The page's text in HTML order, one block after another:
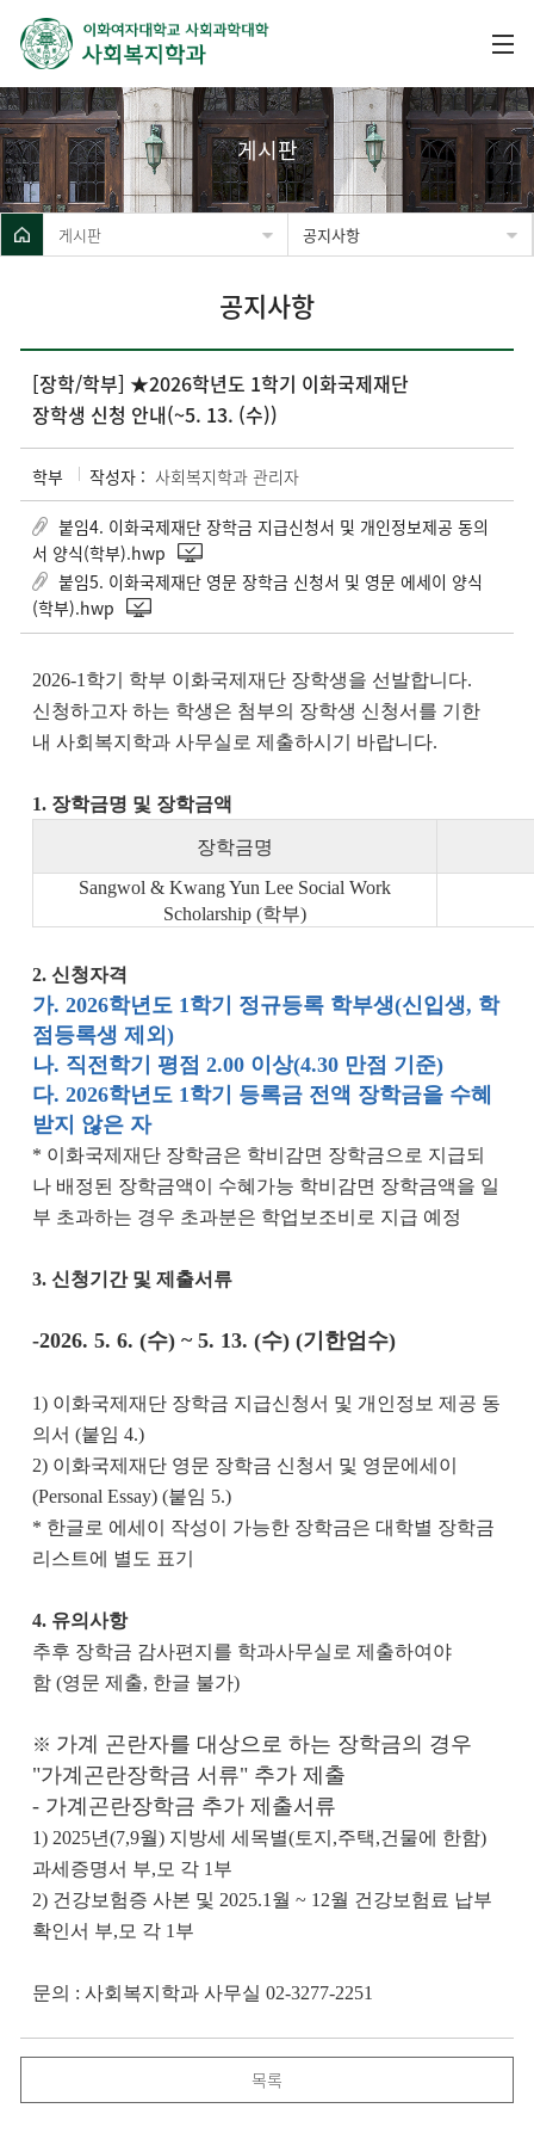
게시판
게시판 공지사항
공지사항
[장학/학부] ★2026학년도 1학기 이화국제재단
장학생 신청 안내(~5. 13. (수))
학부 작성자 : 사회복지학과 관리자
붙임4. 이화국제재단 장학금 지급신청서 및 개인정보제공 동의
서 양식(학부).hwp
붙임5. 이화국제재단 영문 장학금 신청서 및 영문 에세이 양식
(학부).hwp
2026-1학기 학부 이화국제재단 장학생을 선발합니다.
신청하고자 하는 학생은 첨부의 장학생 신청서를 기한
내 사회복지학과 사무실로 제출하시기 바랍니다.
1. 장학금명 및 장학금액
장학금명
Sangwol & Kwang Yun Lee Social Work
Scholarship (학부)
2. 신청자격
가. 2026학년도 1학기 정규등록 학부생(신입생, 학
점등록생 제외)
나. 직전학기 평점 2.00 이상(4.30 만점 기준)
다. 2026학년도 1학기 등록금 전액 장학금을 수혜
받지 않은 자
* 이화국제재단 장학금은 학비감면 장학금으로 지급되
나 배정된 장학금액이 수혜가능 학비감면 장학금액을 일
부 초과하는 경우 초과분은 학업보조비로 지급 예정
3. 신청기간 및 제출서류
-2026. 5. 6. (수) ~ 5. 13. (수) (기한엄수)
1) 이화국제재단 장학금 지급신청서 및 개인정보 제공 동
의서 (붙임 4.)
2) 이화국제재단 영문 장학금 신청서 및 영문에세이
(Personal Essay) (붙임 5.)
* 한글로 에세이 작성이 가능한 장학금은 대학별 장학금
리스트에 별도 표기
4. 유의사항
추후 장학금 감사편지를 학과사무실로 제출하여야
함 (영문 제출, 한글 불가)
※ 가계 곤란자를 대상으로 하는 장학금의 경우
"가계곤란장학금 서류" 추가 제출
- 가계곤란장학금 추가 제출서류
1) 2025년(7,9월) 지방세 세목별(토지,주택,건물에 한함)
과세증명서 부,모 각 1부
2) 건강보험증 사본 및 2025.1월 ~ 12월 건강보험료 납부
확인서 부,모 각 1부
문의 : 사회복지학과 사무실 02-3277-2251
목록